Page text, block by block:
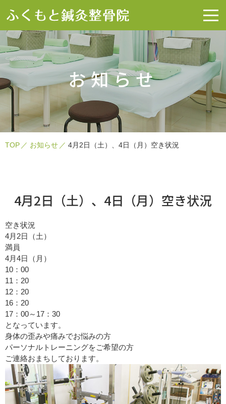
お知らせ
TOP お知らせ 4月2日（土）、4日（月）空き状況
4月2日（土）、4日（月）空き状況
空き状況
4月2日（土）
満員
4月4日（月）
10：00
11：20
12：20
16：20
17：00～17：30
となっています。
身体の歪みや痛みでお悩みの方
パーソナルトレーニングをご希望の方
ご連絡おまちしております。